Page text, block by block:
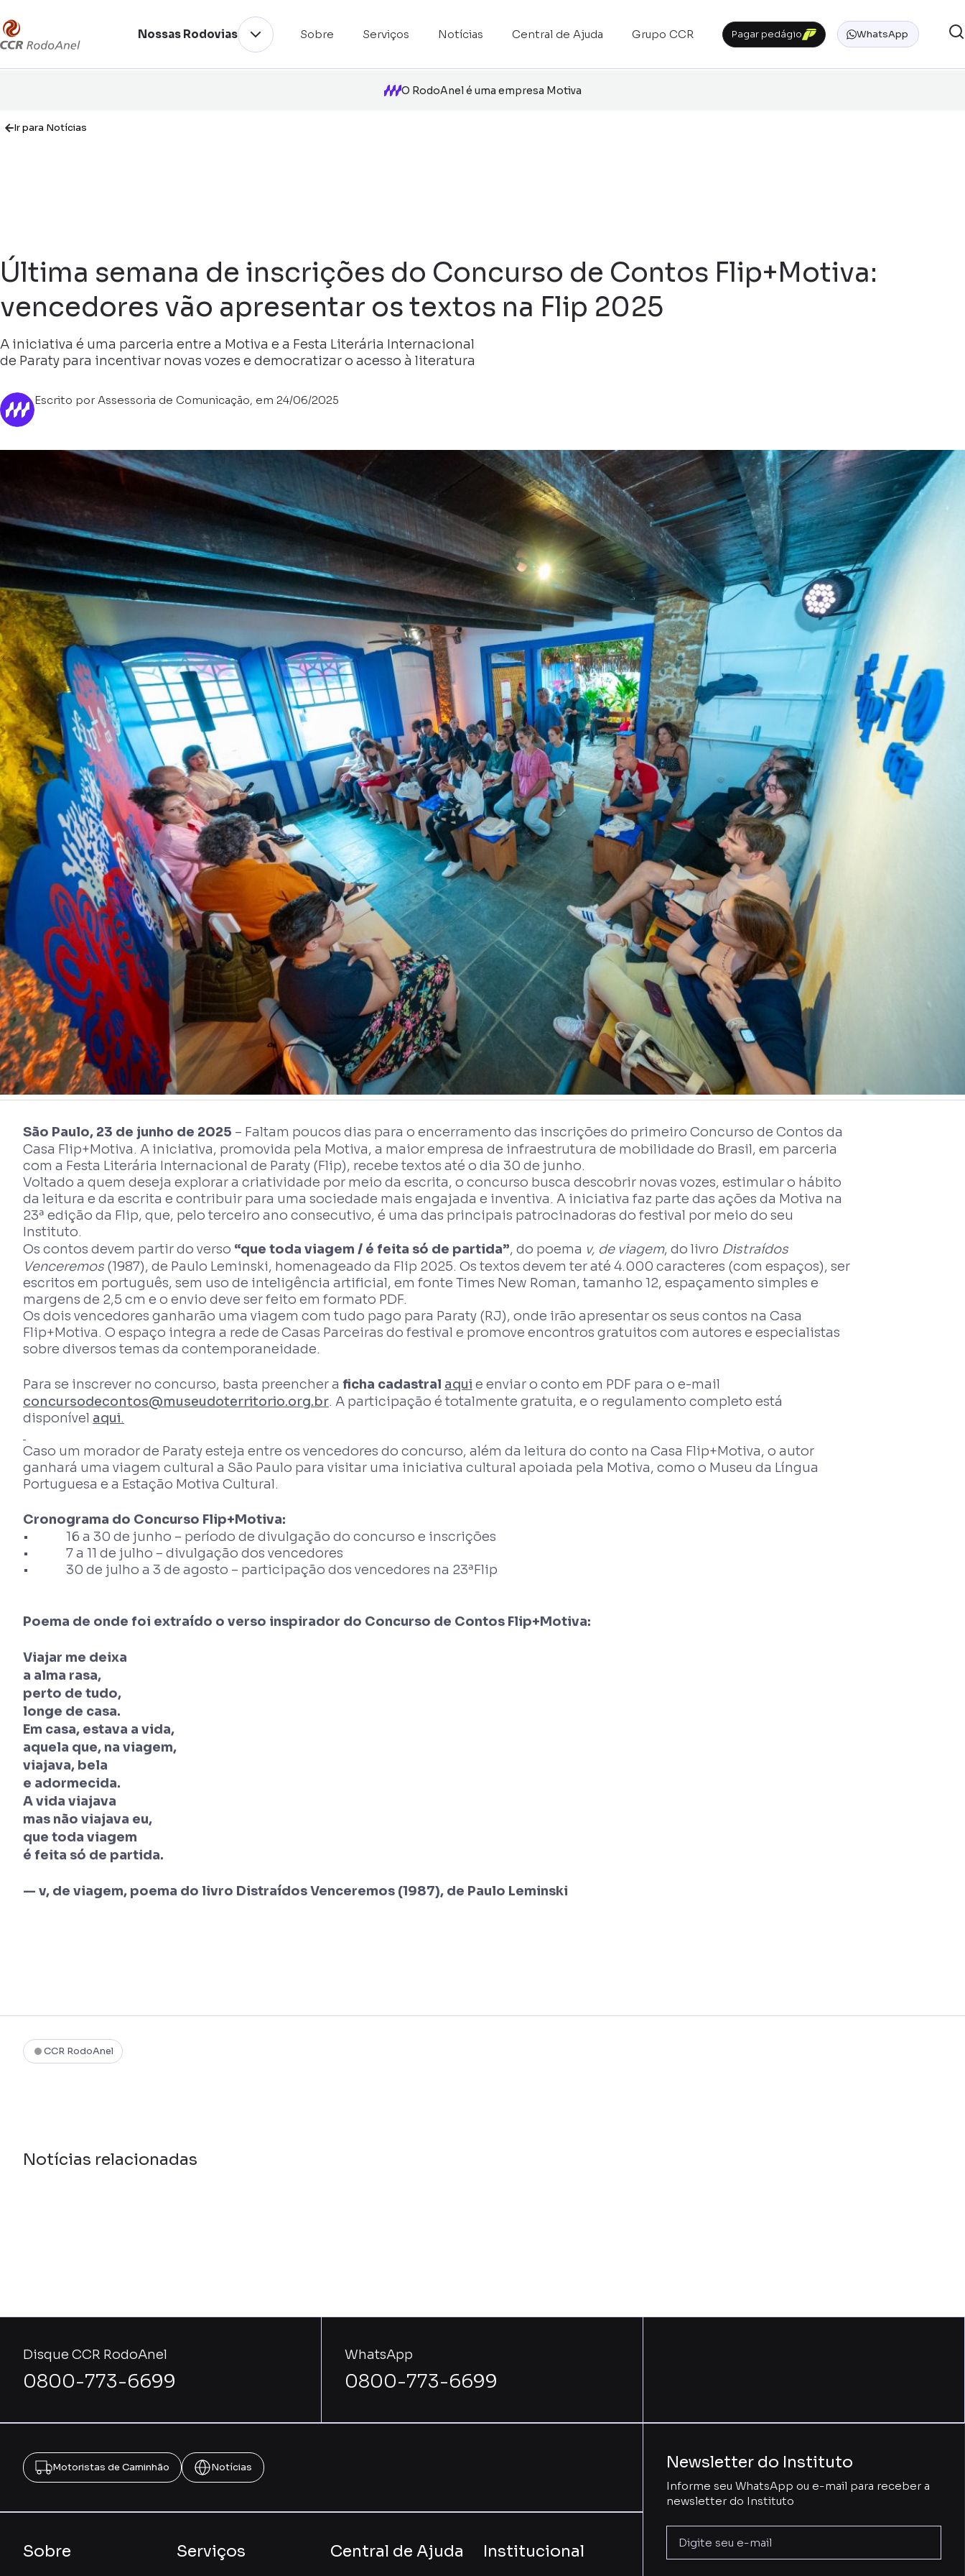
Nossas Rodovias Sobre Serviços Notícias Central de Ajuda Grupo CCR Pagar pedágio WhatsApp
O RodoAnel é uma empresa Motiva
Ir para Notícias
Última semana de inscrições do Concurso de Contos Flip+Motiva:
vencedores vão apresentar os textos na Flip 2025
A iniciativa é uma parceria entre a Motiva e a Festa Literária Internacional
de Paraty para incentivar novas vozes e democratizar o acesso à literatura
Escrito por Assessoria de Comunicação, em 24/06/2025
São Paulo, 23 de junho de 2025 – Faltam poucos dias para o encerramento das inscrições do primeiro Concurso de Contos da
Casa Flip+Motiva. A iniciativa, promovida pela Motiva, a maior empresa de infraestrutura de mobilidade do Brasil, em parceria
com a Festa Literária Internacional de Paraty (Flip), recebe textos até o dia 30 de junho.
Voltado a quem deseja explorar a criatividade por meio da escrita, o concurso busca descobrir novas vozes, estimular o hábito
da leitura e da escrita e contribuir para uma sociedade mais engajada e inventiva. A iniciativa faz parte das ações da Motiva na
23ª edição da Flip, que, pelo terceiro ano consecutivo, é uma das principais patrocinadoras do festival por meio do seu
Instituto.
Os contos devem partir do verso “que toda viagem / é feita só de partida”, do poema v, de viagem, do livro Distraídos
Venceremos (1987), de Paulo Leminski, homenageado da Flip 2025. Os textos devem ter até 4.000 caracteres (com espaços), ser
escritos em português, sem uso de inteligência artificial, em fonte Times New Roman, tamanho 12, espaçamento simples e
margens de 2,5 cm e o envio deve ser feito em formato PDF.
Os dois vencedores ganharão uma viagem com tudo pago para Paraty (RJ), onde irão apresentar os seus contos na Casa
Flip+Motiva. O espaço integra a rede de Casas Parceiras do festival e promove encontros gratuitos com autores e especialistas
sobre diversos temas da contemporaneidade.
Para se inscrever no concurso, basta preencher a ficha cadastral aqui e enviar o conto em PDF para o e-mail
concursodecontos@museudoterritorio.org.br. A participação é totalmente gratuita, e o regulamento completo está
disponível aqui.
Caso um morador de Paraty esteja entre os vencedores do concurso, além da leitura do conto na Casa Flip+Motiva, o autor
ganhará uma viagem cultural a São Paulo para visitar uma iniciativa cultural apoiada pela Motiva, como o Museu da Língua
Portuguesa e a Estação Motiva Cultural.
Cronograma do Concurso Flip+Motiva:
• 16 a 30 de junho – período de divulgação do concurso e inscrições
• 7 a 11 de julho – divulgação dos vencedores
• 30 de julho a 3 de agosto – participação dos vencedores na 23ªFlip
Poema de onde foi extraído o verso inspirador do Concurso de Contos Flip+Motiva:
Viajar me deixa
a alma rasa,
perto de tudo,
longe de casa.
Em casa, estava a vida,
aquela que, na viagem,
viajava, bela
e adormecida.
A vida viajava
mas não viajava eu,
que toda viagem
é feita só de partida.
— v, de viagem, poema do livro Distraídos Venceremos (1987), de Paulo Leminski
CCR RodoAnel
Notícias relacionadas
Disque CCR RodoAnel
0800-773-6699
WhatsApp
0800-773-6699
Motoristas de Caminhão Notícias
Sobre Serviços Central de Ajuda Institucional
Newsletter do Instituto
Informe seu WhatsApp ou e-mail para receber a
newsletter do Instituto